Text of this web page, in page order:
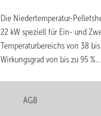
Die Niedertemperatur-
22 kW speziell für Ein- und
Temperaturbereichs von 38
Wirkungsgrad von bis zu 95%...
AGB